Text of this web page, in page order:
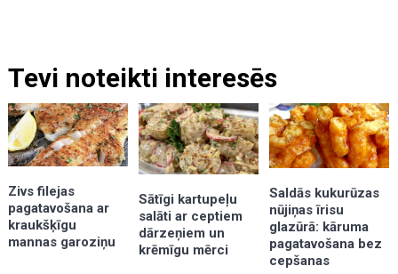
Tevi noteikti interesēs
Zivs filejas
pagatavošana ar
kraukšķīgu
mannas garoziņu
Sātīgi kartupeļu
salāti ar ceptiem
dārzeņiem un
krēmīgu mērci
Saldās kukurūzas
nūjiņas īrisu
glazūrā: kāruma
pagatavošana bez
cepšanas